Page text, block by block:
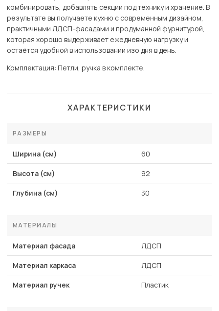
комбинировать, добавлять секции под технику и хранение. В
результате вы получаете кухню с современным дизайном,
практичными ЛДСП-фасадами и продуманной фурнитурой,
которая хорошо выдерживает ежедневную нагрузку и
остаётся удобной в использовании изо дня в день.
Комплектация: Петли, ручка в комплекте.
ХАРАКТЕРИСТИКИ
РАЗМЕРЫ
Ширина (см) 60
Высота (см) 92
Глубина (см) 30
МАТЕРИАЛЫ
Материал фасада ЛДСП
Материал каркаса ЛДСП
Материал ручек Пластик